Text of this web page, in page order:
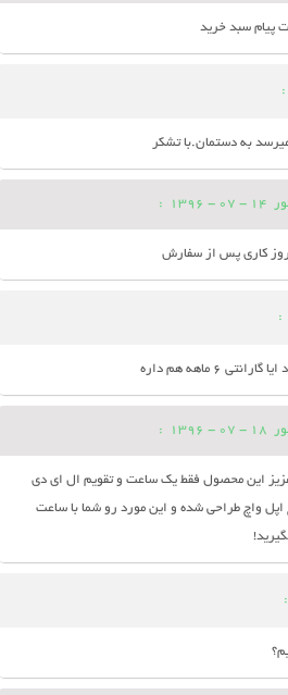
پیام سبد خرید
:
به دستمان.با تشکر
14 - 07 - 1396
:
:
6 ماهه هم داره
18 - 07 - 1396
:
این محصول فقط یک ساعت و تقویم ال ای دی
واچ طراحی شده و این مورد رو شما با ساعت
: